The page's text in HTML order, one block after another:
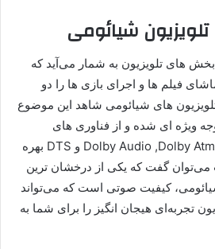
های تلویزیون به شمار می‌آید که
فیلم ها و اجرای بازی ها را دو
های شیائومی شاهد این موضوع
ویژه ای شده و از فناوری های
قدرتمند صوتی همچون Dolby Audio ,Dolby Atmos و DTS بهره
گفت که یکی از درخشان ترین
کیفیت صوتی است که می‌تواند
تجربه‌ای هیجان انگیز را برای شما به